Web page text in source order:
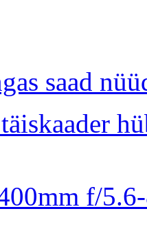
saad
f/